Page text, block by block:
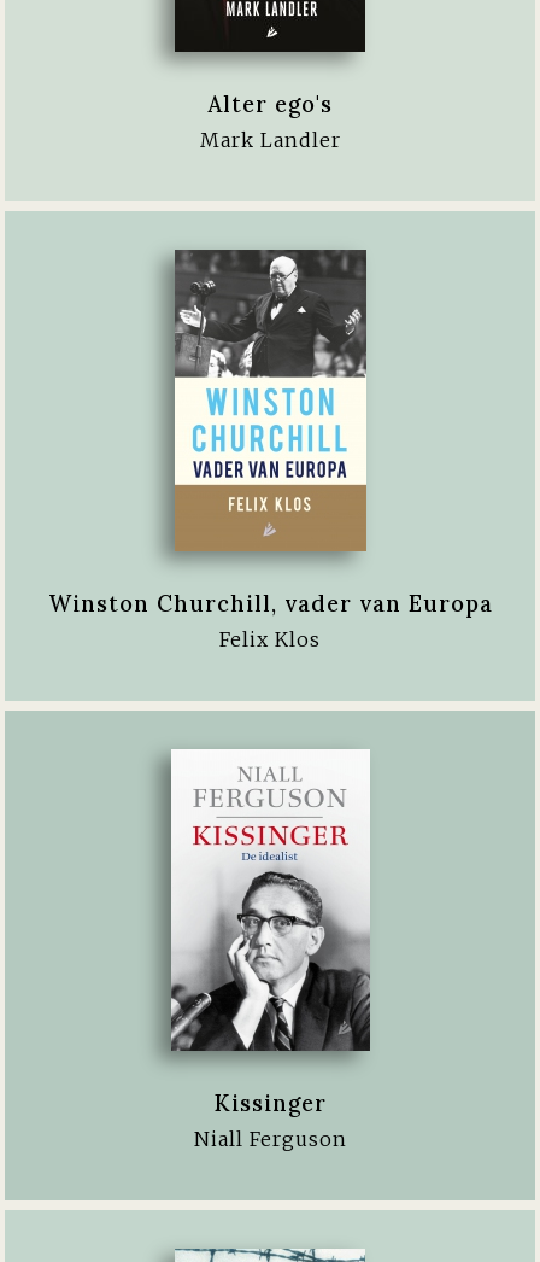
Alter ego's
Mark Landler
Winston Churchill, vader van Europa
Felix Klos
Kissinger
Niall Ferguson